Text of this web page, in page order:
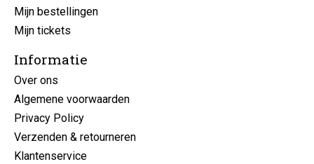
Mijn bestellingen
Mijn tickets
Informatie
Over ons
Algemene voorwaarden
Privacy Policy
Verzenden & retourneren
Klantenservice